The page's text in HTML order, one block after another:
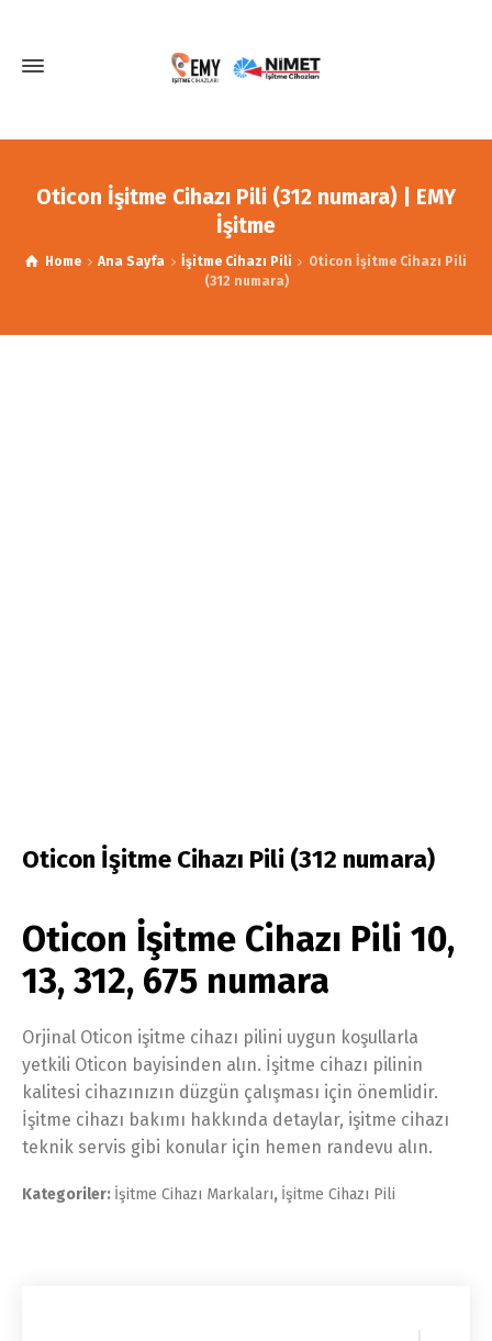
Oticon İşitme Cihazı Pili (312 numara) | EMY
İşitme
Home Ana Sayfa İşitme Cihazı Pili
Oticon İşitme Cihazı Pili
(312 numara)
Oticon İşitme Cihazı Pili (312 numara)
Oticon İşitme Cihazı Pili 10,
13, 312, 675 numara
Orjinal Oticon işitme cihazı pilini uygun koşullarla
yetkili Oticon bayisinden alın. İşitme cihazı pilinin
kalitesi cihazınızın düzgün çalışması için önemlidir.
İşitme cihazı bakımı hakkında detaylar, işitme cihazı
teknik servis gibi konular için hemen randevu alın.
Kategoriler: İşitme Cihazı Markaları, İşitme Cihazı Pili